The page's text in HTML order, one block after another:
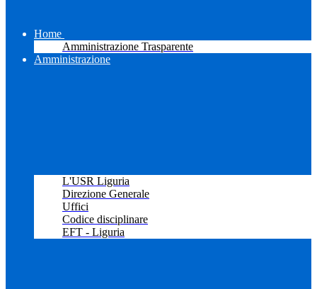
Home
Amministrazione Trasparente
Amministrazione
L'USR Liguria
Direzione Generale
Uffici
Codice disciplinare
EFT - Liguria